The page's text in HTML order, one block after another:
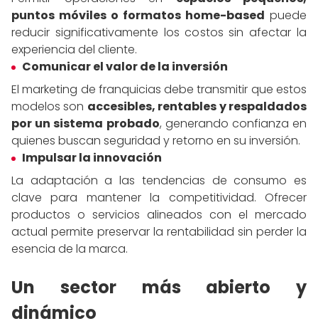
puntos móviles o formatos home-based puede
reducir significativamente los costos sin afectar la
experiencia del cliente.
Comunicar el valor de la inversión
El marketing de franquicias debe transmitir que estos
modelos son accesibles, rentables y respaldados
por un sistema probado, generando confianza en
quienes buscan seguridad y retorno en su inversión.
Impulsar la innovación
La adaptación a las tendencias de consumo es
clave para mantener la competitividad. Ofrecer
productos o servicios alineados con el mercado
actual permite preservar la rentabilidad sin perder la
esencia de la marca.
Un sector más abierto y
dinámico